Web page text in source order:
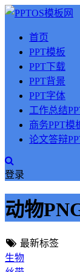
首页
PPT模板
PPT下载
PPT背景
PPT字体
工作总结
商务PPT模
论文答辩
登录
动物
最新标签
生物